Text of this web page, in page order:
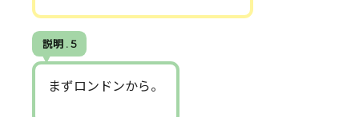
説明 . 5
まずロンドンから。